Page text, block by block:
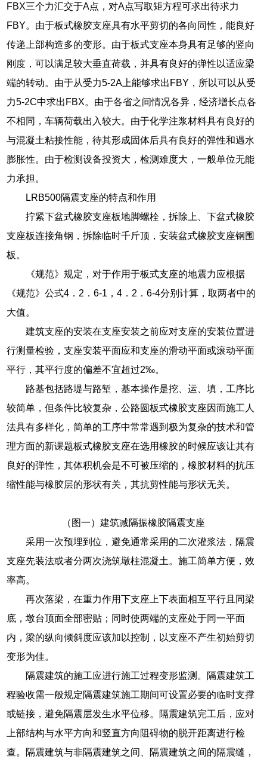
FBX三个力汇交于A点，对A点写取矩方程可求出待求力
FBY。由于板式橡胶支座具有水平剪切的各向同性，能良好
传递上部构造多的变形。由于板式支座本身具有足够的竖向
刚度，可以满足较大垂直荷载，并具有良好的弹性以适应梁
端的转动。由于从受力5-2A上能够求出FBY，所以可以从受
力5-2C中求出FBX。由于各省之间情况各异，经济增长点各
不相同，车辆荷载出入较大。由于化学注浆材料具有良好的
与混凝土粘接性能，待其形成固体后具有良好的弹性和遇水
膨胀性。由于检测设备投资大，检测难度大，一般单位无能
力承担。
LRB500隔震支座的特点和作用
拧紧下盆式橡胶支座板地脚螺栓，拆除上、下盆式橡胶
支座板连接角钢，拆除临时千斤顶，安装盆式橡胶支座钢围
板。
《规范》规定，对于作用于板式支座的地震力应根据
《规范》公式4．2．6-1，4．2．6-4分别计算，取两者中的
大值。
建筑支座的安装在支座安装之前应对支座的安装位置进
行测量检验，支座安装平面应和支座的滑动平面或滚动平面
平行，其平行度的偏差不宜超过2‰。
路基包括路堤与路堑，基本操作是挖、运、填，工序比
较简单，但条件比较复杂，公路圆板式橡胶支座因而施工人
法具有多样化，简单的工序中常常遇到极为复杂的技术和管
理方面的新课题板式橡胶支座在选用橡胶的时候应该让其有
良好的弹性，其体积机会是不可被压缩的，橡胶材料的抗压
缩性能与橡胶层的形状有关，其抗剪性能与形状无关。
（图一）建筑减隔振橡胶隔震支座
采用一次预埋到位，避免通常采用的二次灌浆法，隔震
支座先装法或者分两次浇筑墩柱混凝土。施工简单方便，效
率高。
再次落梁，在重力作用下支座上下表面相互平行且同梁
底，墩台顶面全部密贴；同时使两端的支座处于同一平面
内，梁的纵向倾斜度应该加以控制，以支座不产生初始剪切
变形为佳。
隔震建筑的施工应进行施工过程变形监测。隔震建筑工
程验收需一般规定隔震建筑施工期间可设置必要的临时支撑
或链接，避免隔震层发生水平位移。隔震建筑完工后，应对
上部结构与水平方向和竖直方向阻碍物的脱开距离进行检
查。隔震建筑与非隔震建筑之间、隔震建筑之间的隔震缝，